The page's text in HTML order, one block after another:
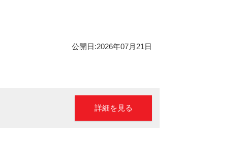
公開日:2026年07月21日
詳細を見る